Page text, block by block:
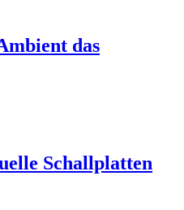
das
Schallplatten